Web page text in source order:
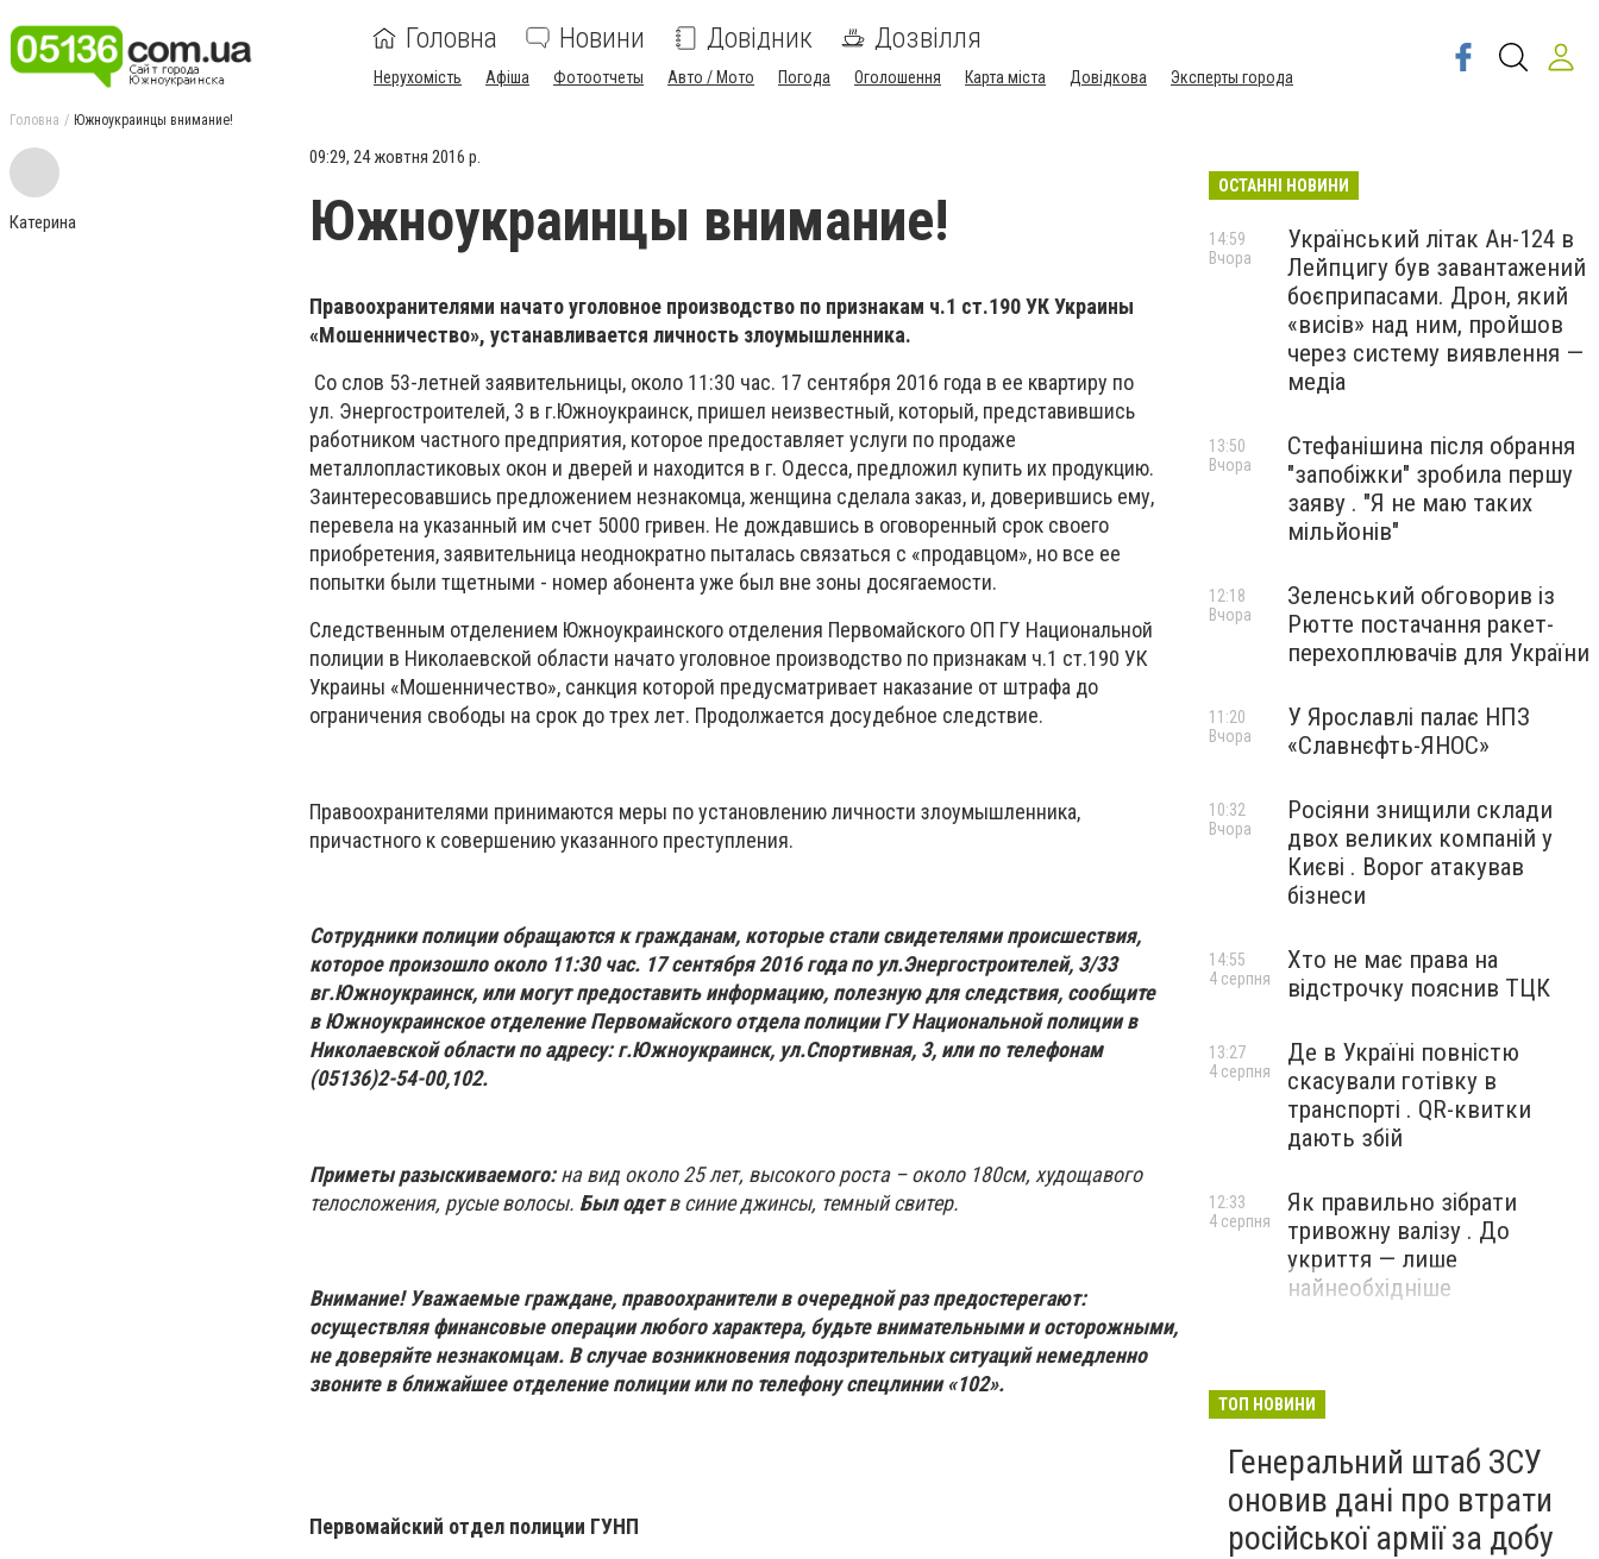
Головна Новини Довідник Дозвілля
Нерухомість Афіша Фотоотчеты Авто / Мото Погода Оголошення Карта міста Довідкова Эксперты города
Головна Южноукраинцы внимание!
Катерина
09:29, 24 жовтня 2016 р.
Южноукраинцы внимание!
Правоохранителями начато уголовное производство по признакам ч.1 ст.190 УК Украины
«Мошенничество», устанавливается личность злоумышленника.
Со слов 53-летней заявительницы, около 11:30 час. 17 сентября 2016 года в ее квартиру по
ул. Энергостроителей, 3 в г.Южноукраинск, пришел неизвестный, который, представившись
работником частного предприятия, которое предоставляет услуги по продаже
металлопластиковых окон и дверей и находится в г. Одесса, предложил купить их продукцию.
Заинтересовавшись предложением незнакомца, женщина сделала заказ, и, доверившись ему,
перевела на указанный им счет 5000 гривен. Не дождавшись в оговоренный срок своего
приобретения, заявительница неоднократно пыталась связаться с «продавцом», но все ее
попытки были тщетными - номер абонента уже был вне зоны досягаемости.
Следственным отделением Южноукраинского отделения Первомайского ОП ГУ Национальной
полиции в Николаевской области начато уголовное производство по признакам ч.1 ст.190 УК
Украины «Мошенничество», санкция которой предусматривает наказание от штрафа до
ограничения свободы на срок до трех лет. Продолжается досудебное следствие.
Правоохранителями принимаются меры по установлению личности злоумышленника,
причастного к совершению указанного преступления.
Сотрудники полиции обращаются к гражданам, которые стали свидетелями происшествия,
которое произошло около 11:30 час. 17 сентября 2016 года по ул.Энергостроителей, 3/33
вг.Южноукраинск, или могут предоставить информацию, полезную для следствия, сообщите
в Южноукраинское отделение Первомайского отдела полиции ГУ Национальной полиции в
Николаевской области по адресу: г.Южноукраинск, ул.Спортивная, 3, или по телефонам
(05136)2-54-00,102.
Приметы разыскиваемого:на вид около 25 лет, высокого роста – около 180см, худощавого
телосложения, русые волосы. Был одетв синие джинсы, темный свитер.
Внимание! Уважаемые граждане, правоохранители в очередной раз предостерегают:
осуществляя финансовые операции любого характера, будьте внимательными и осторожными,
не доверяйте незнакомцам. В случае возникновения подозрительных ситуаций немедленно
звоните в ближайшее отделение полиции или по телефону спецлинии «102».
Первомайский отдел полиции ГУНП
ОСТАННІ НОВИНИ
Український літак Ан-124 в
Лейпцигу був завантажений
боєприпасами. Дрон, який
«висів» над ним, пройшов
через систему виявлення —
медіа
14:59
Вчора
Стефанішина після обрання
"запобіжки" зробила першу
заяву . "Я не маю таких
мільйонів"
13:50
Вчора
Зеленський обговорив із
Рютте постачання ракет-
перехоплювачів для України
12:18
Вчора
У Ярославлі палає НПЗ
«Славнєфть-ЯНОС»
11:20
Вчора
Росіяни знищили склади
двох великих компаній у
Києві . Ворог атакував
бізнеси
10:32
Вчора
Хто не має права на
відстрочку пояснив ТЦК
14:55
4 серпня
Де в Україні повністю
скасували готівку в
транспорті . QR-квитки
дають збій
13:27
4 серпня
Як правильно зібрати
тривожну валізу . До
укриття — лише
найнеобхідніше
12:33
4 серпня
ТОП НОВИНИ
Генеральний штаб ЗСУ
оновив дані про втрати
російської армії за добу